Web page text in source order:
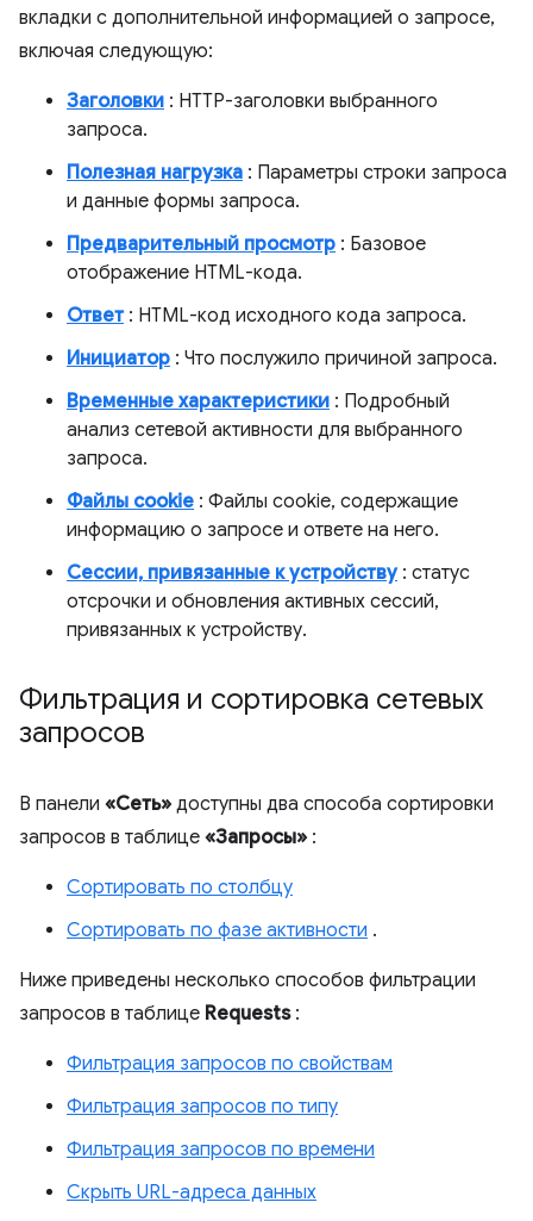
вкладки с дополнительной информацией о запросе,
включая следующую:
Заголовки : HTTP-заголовки выбранного
запроса.
Полезная нагрузка : Параметры строки запроса
и данные формы запроса.
Предварительный просмотр : Базовое
отображение HTML-кода.
Ответ: HTML-код исходного кода запроса.
Инициатор : Что послужило причиной запроса.
Временные характеристики : Подробный
анализ сетевой активности для выбранного
запроса.
Файлы cookie : Файлы cookie, содержащие
информацию о запросе и ответе на него.
Сессии, привязанные к устройству: статус
отсрочки и обновления активных сессий,
привязанных к устройству.
Фильтрация и сортировка сетевых
запросов
В панели «Сеть» доступны два способа сортировки
запросов в таблице «Запросы» :
Сортировать по столбцу
Сортировать по фазе активности .
Ниже приведены несколько способов фильтрации
запросов в таблице Requests:
Фильтрация запросов по свойствам
Фильтрация запросов по типу
Фильтрация запросов по времени
Скрыть URL-адреса данных